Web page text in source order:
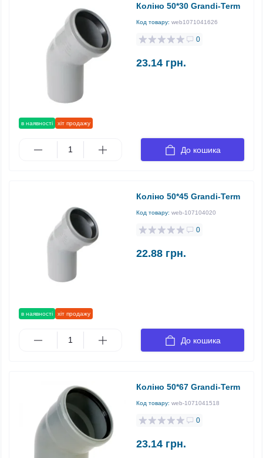
в наявності хіт продажу
Коліно 50*30 Grandi-Term
Код товару: web1071041626
0
23.14 грн.
До кошика
в наявності хіт продажу
Коліно 50*45 Grandi-Term
Код товару: web-107104020
0
22.88 грн.
До кошика
Коліно 50*67 Grandi-Term
Код товару: web-1071041518
0
23.14 грн.